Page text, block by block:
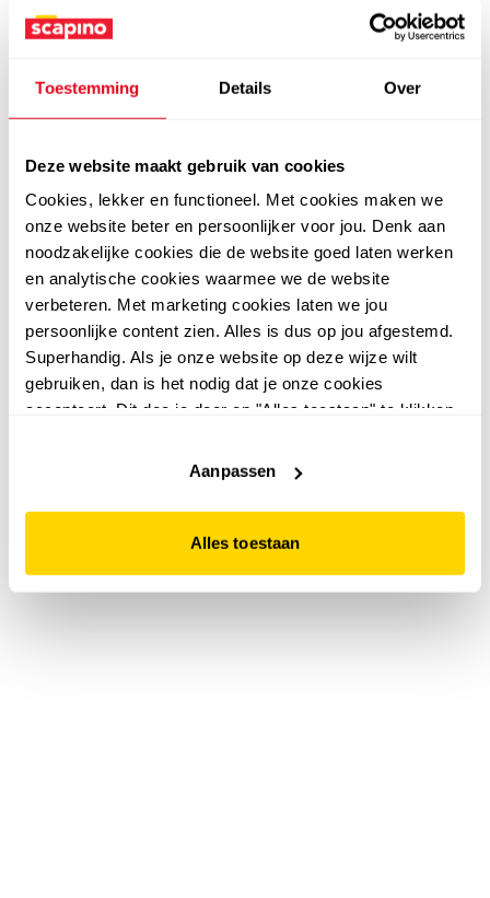
Toestemming Details Over
Deze website maakt gebruik van cookies
Cookies, lekker en functioneel. Met cookies maken we
onze website beter en persoonlijker voor jou. Denk aan
noodzakelijke cookies die de website goed laten werken
en analytische cookies waarmee we de website
verbeteren. Met marketing cookies laten we jou
persoonlijke content zien. Alles is dus op jou afgestemd.
Superhandig. Als je onze website op deze wijze wilt
gebruiken, dan is het nodig dat je onze cookies
accepteert. Dit doe je door op "Alles toestaan" te klikken.
website niet optimaal functioneert.
Aanpassen
Alles toestaan